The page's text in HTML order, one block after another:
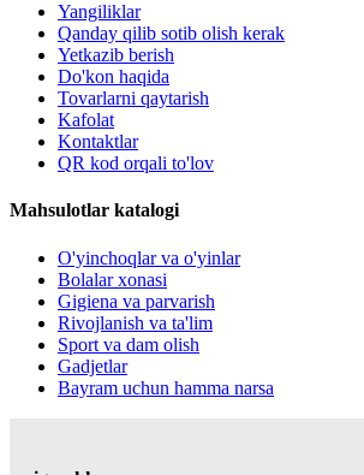
Yangiliklar
Qanday qilib sotib olish kerak
Yetkazib berish
Do'kon haqida
Tovarlarni qaytarish
Kafolat
Kontaktlar
QR kod orqali to'lov
Mahsulotlar katalogi
O'yinchoqlar va o'yinlar
Bolalar xonasi
Gigiena va parvarish
Rivojlanish va ta'lim
Sport va dam olish
Gadjetlar
Bayram uchun hamma narsa